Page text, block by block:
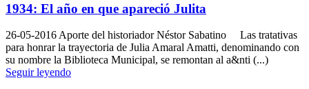
1934: El año en que apareció Julita
26-05-2016Aporte del historiador Néstor Sabatino Las tratativas
para honrar la trayectoria de Julia Amaral Amatti, denominando con
su nombre la Biblioteca Municipal, se remontan al a&nti (...)
Seguir leyendo